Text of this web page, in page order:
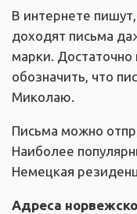
В интернете
доходят письма
марки. Достаточно
обозначить, что
Миколаю.
Письма можно
Наиболее
Немецкая
Адреса